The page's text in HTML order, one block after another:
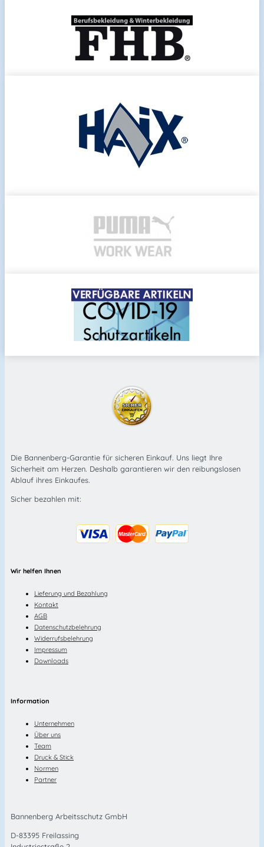
Die Bannenberg-Garantie für sicheren Einkauf. Uns liegt Ihre
Sicherheit am Herzen. Deshalb garantieren wir den reibungslosen
Ablauf ihres Einkaufes.
Sicher bezahlen mit:
Wir helfen Ihnen
Lieferung und Bezahlung
Kontakt
AGB
Datenschutzbelehrung
Widerrufsbelehrung
Impressum
Downloads
Information
Unternehmen
Über uns
Team
Druck & Stick
Normen
Partner
Bannenberg Arbeitsschutz GmbH
D-83395 Freilassing